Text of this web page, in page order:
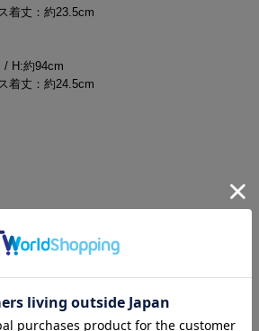
着丈：約23.5cm
/ H:約94cm
着丈：約24.5cm